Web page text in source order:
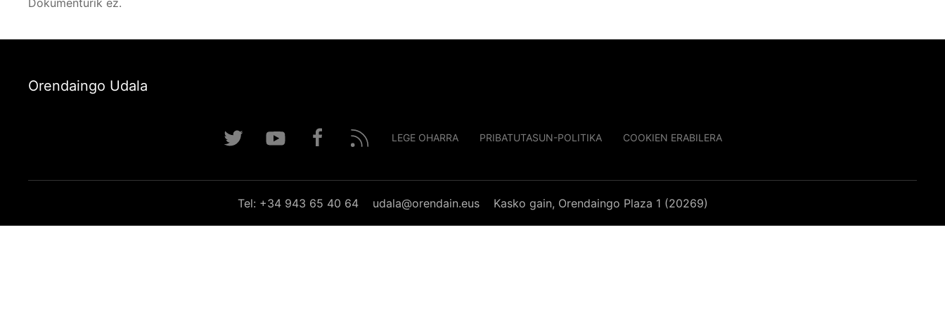
Orendaingo Udala
LEGE OHARRA PRIBATUTASUN-POLITIKA COOKIEN ERABILERA
Tel: +34 943 65 40 64 udala@orendain.eus Kasko gain, Orendaingo Plaza 1 (20269)